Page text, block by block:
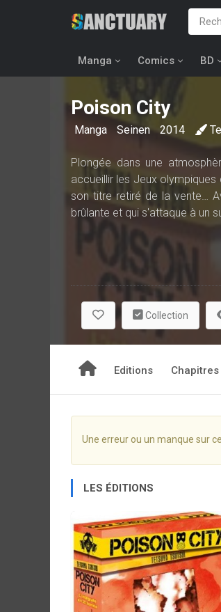
Manga Comics BD
Poison City
Manga Seinen 2014
Plongée dans une
accueillir les Jeux olympiques
son titre retiré de la vente…
brûlante et qui s'attaque à un
Collection
Editions Chapitres
Une erreur ou un manque sur
LES ÉDITIONS